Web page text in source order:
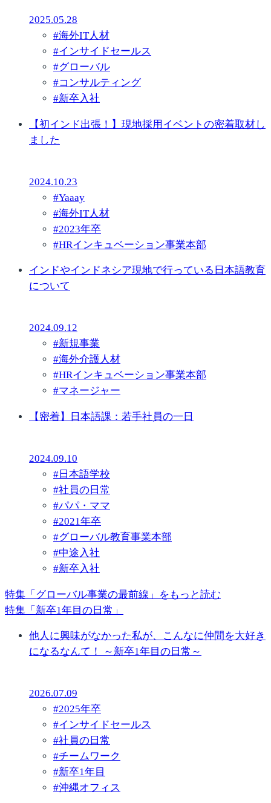
2025.05.28
#海外IT人材
#インサイドセールス
#グローバル
#コンサルティング
#新卒入社
【初インド出張！】現地採用イベントの密着取材し
ました
2024.10.23
#Yaaay
#海外IT人材
#2023年卒
#HRインキュベーション事業本部
インドやインドネシア現地で行っている日本語教育
について
2024.09.12
#新規事業
#海外介護人材
#HRインキュベーション事業本部
#マネージャー
【密着】日本語課：若手社員の一日
2024.09.10
# 日本語学校
#社員の日常
#パパ・ママ
#2021年卒
#グローバル教育事業本部
#中途入社
#新卒入社
特集「グローバル事業の最前線」をもっと読む
特集「新卒1年目の日常」
他人に興味がなかった私が、こんなに仲間を大好き
になるなんて！ ～新卒1年目の日常～
2026.07.09
#2025年卒
#インサイドセールス
#社員の日常
#チームワーク
#新卒1年目
#沖縄オフィス